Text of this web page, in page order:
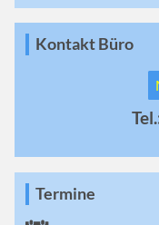
Kontakt Büro
Termine